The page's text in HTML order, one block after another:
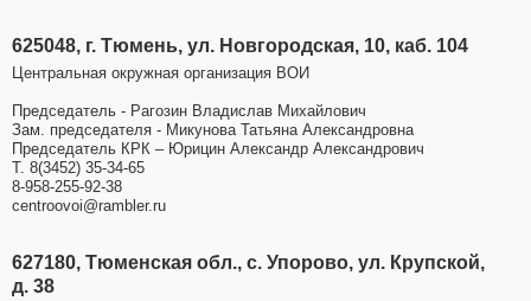
625048, г. Тюмень, ул. Новгородская, 10, каб. 104
Центральная окружная организация ВОИ
Председатель - Рагозин Владислав Михайлович
Зам. председателя - Микунова Татьяна Александровна
Председатель КРК – Юрицин Александр Александрович
Т. 8(3452) 35-34-65
8-958-255-92-38
centroovoi@rambler.ru
627180, Тюменская обл., с. Упорово, ул. Крупской,
д. 38